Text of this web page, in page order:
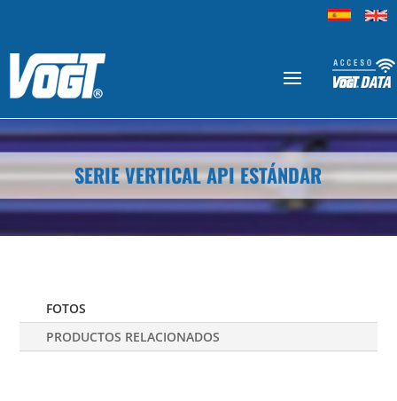
SERIE VERTICAL API ESTÁNDAR
FOTOS
PRODUCTOS RELACIONADOS